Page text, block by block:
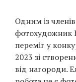
Одним із
фотохудожник
переміг у
2023 зі
від нагороди.